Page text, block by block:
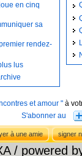
en cinq
sa
rendez-
lus
et amour " à
à une amie signer
/ powered